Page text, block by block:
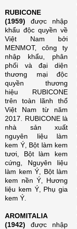
RUBICONE
(1959) được nhập
khẩu độc quyền về
Việt Nam bởi
MENMOT, công ty
nhập khẩu, phân
phối và đại diện
thương mại độc
quyền thương
hiệu RUBICONE
trên toàn lãnh thổ
Việt Nam từ năm
2017. RUBICONE là
nhà sản xuất
nguyên liệu làm
kem Ý, Bột làm kem
tươi, Bột làm kem
cứng, Nguyên liệu
làm kem Ý, Bột làm
kem nền Ý, Hương
liệu kem Ý, Phụ gia
kem Ý.
AROMITALIA
(1942) được nhập